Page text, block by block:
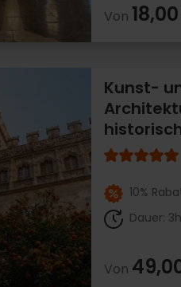
Von
Kunst-
10%
Dauer: 3h
Von